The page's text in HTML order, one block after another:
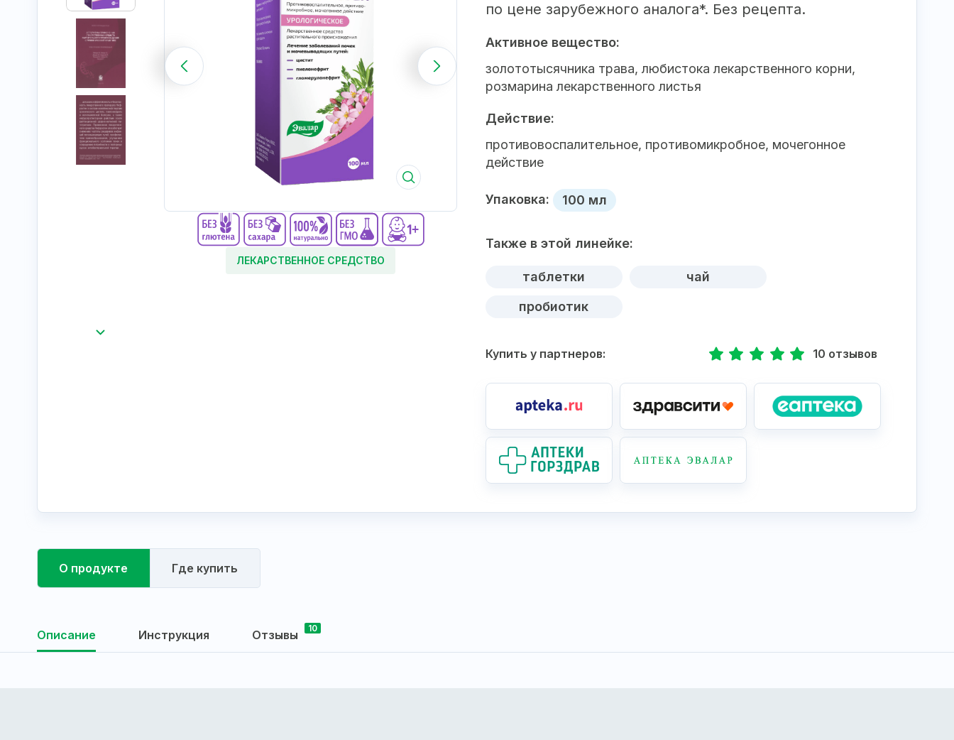
ЛЕКАРСТВЕННОЕ СРЕДСТВО
по цене зарубежного аналога*. Без рецепта.
Активное вещество:
золототысячника трава, любистока лекарственного корни,
розмарина лекарственного листья
Действие:
противовоспалительное, противомикробное, мочегонное
действие
Упаковка: 100 мл
Также в этой линейке:
таблетки
чай
пробиотик
Купить у партнеров: 10 отзывов
О продукте Где купить
Описание Инструкция Отзывы 10